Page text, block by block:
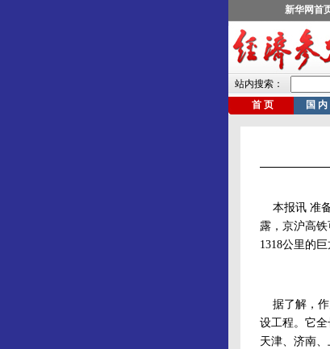
本报讯 准备
露，京沪高
1318公里的
据了解，作
设工程。它全
天津、济南